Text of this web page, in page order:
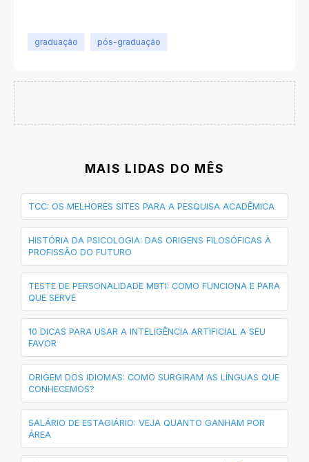
graduação pós-graduação
MAIS LIDAS DO MÊS
TCC: OS MELHORES SITES PARA A PESQUISA ACADÊMICA
HISTÓRIA DA PSICOLOGIA: DAS ORIGENS FILOSÓFICAS À
PROFISSÃO DO FUTURO
TESTE DE PERSONALIDADE MBTI: COMO FUNCIONA E PARA
QUE SERVE
10 DICAS PARA USAR A INTELIGÊNCIA ARTIFICIAL A SEU
FAVOR
ORIGEM DOS IDIOMAS: COMO SURGIRAM AS LÍNGUAS QUE
CONHECEMOS?
SALÁRIO DE ESTAGIÁRIO: VEJA QUANTO GANHAM POR
ÁREA